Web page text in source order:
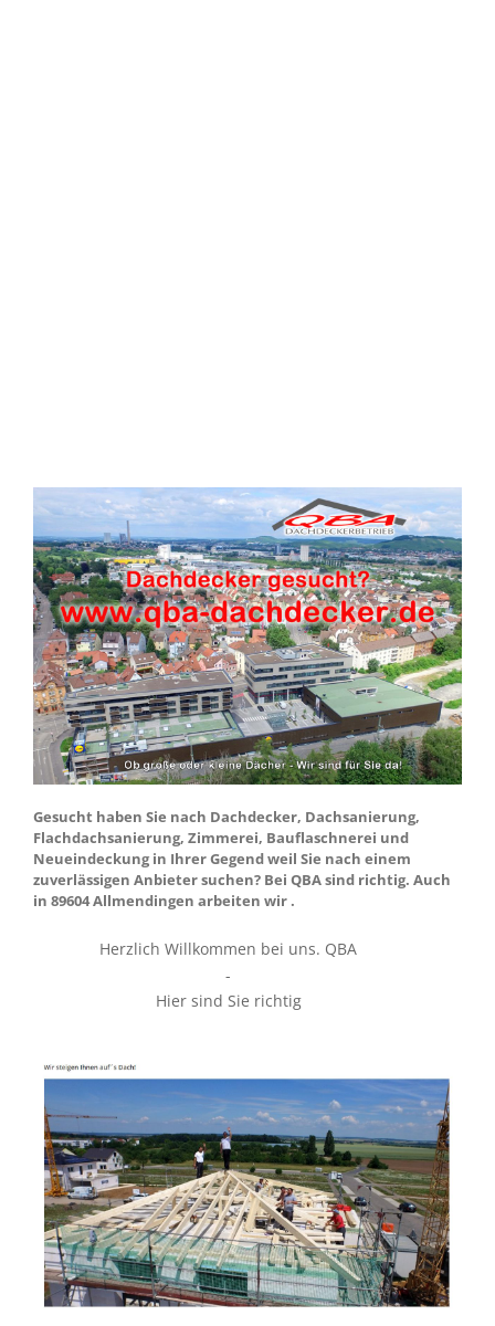
Gesucht haben Sie nach Dachdecker, Dachsanierung,
Flachdachsanierung, Zimmerei, Bauflaschnerei und
Neueindeckung in Ihrer Gegend weil Sie nach einem
zuverlässigen Anbieter suchen? Bei QBA sind richtig. Auch
in 89604 Allmendingen arbeiten wir .
Herzlich Willkommen bei uns. QBA
-
Hier sind Sie richtig